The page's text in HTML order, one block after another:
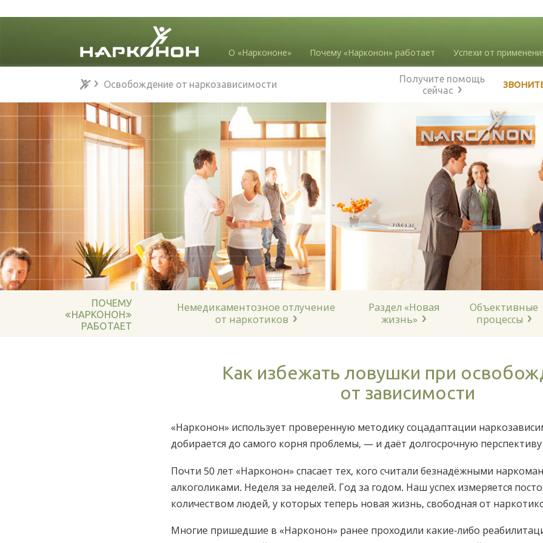
О «Наркононе» Почему «Нарконон» работает Успехи от
⨯
Получите помощь
сейчас
Освобождение от наркозависимости
ПОЧЕМУ
«НАРКОНОН»
РАБОТАЕТ
Немедикаментозное отлучение
от наркотиков
Раздел «Новая
жизнь»
Объективные
процессы
Как избежать ловушки при
от зависимости
«Нарконон» использует проверенную методику соцадаптации
добирается до самого корня проблемы, — и даёт долгосрочную перспективу
Почти 50 лет «Нарконон» спасает тех, кого считали безнадёжными
алкоголиками. Неделя за неделей. Год за годом. Наш успех измеряется
количеством людей, у которых теперь новая жизнь, свободная от
Многие пришедшие в «Нарконон» ранее проходили какие-либо